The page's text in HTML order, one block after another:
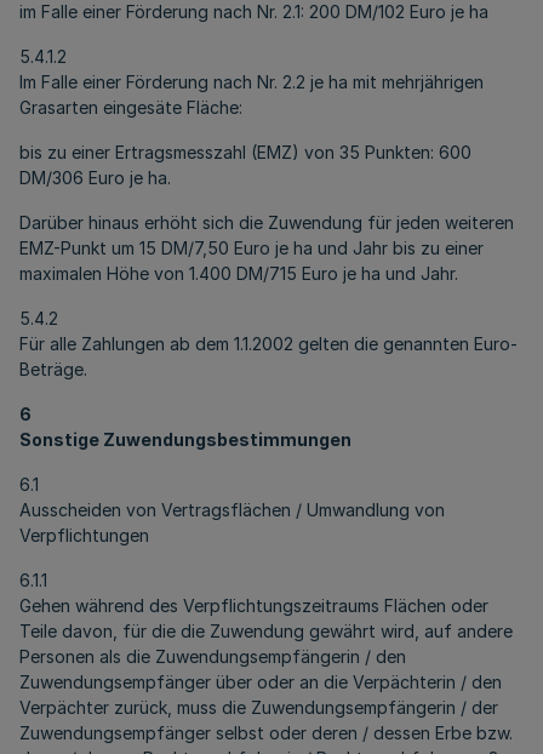
im Falle einer Förderung nach Nr. 2.1: 200 DM/102 Euro je ha
5.4.1.2
Im Falle einer Förderung nach Nr. 2.2 je ha mit mehrjährigen
Grasarten eingesäte Fläche:
bis zu einer Ertragsmesszahl (EMZ) von 35 Punkten: 600
DM/306 Euro je ha.
Darüber hinaus erhöht sich die Zuwendung für jeden weiteren
EMZ-Punkt um 15 DM/7,50 Euro je ha und Jahr bis zu einer
maximalen Höhe von 1.400 DM/715 Euro je ha und Jahr.
5.4.2
Für alle Zahlungen ab dem 1.1.2002 gelten die genannten Euro-
Beträge.
6
Sonstige Zuwendungsbestimmungen
6.1
Ausscheiden von Vertragsflächen / Umwandlung von
Verpflichtungen
6.1.1
Gehen während des Verpflichtungszeitraums Flächen oder
Teile davon, für die die Zuwendung gewährt wird, auf andere
Personen als die Zuwendungsempfängerin / den
Zuwendungsempfänger über oder an die Verpächterin / den
Verpächter zurück, muss die Zuwendungsempfängerin / der
Zuwendungsempfänger selbst oder deren / dessen Erbe bzw.